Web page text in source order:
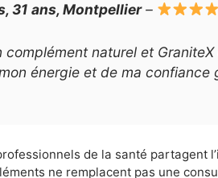
31 ans, Montpellier–
complément naturel et
énergie et de ma confiance
de la santé partagent
ne remplacent pas une